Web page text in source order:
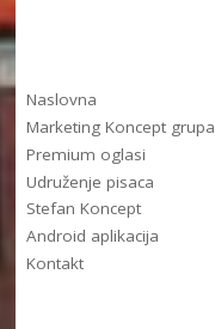
Naslovna
Marketing Koncept grupa
Premium oglasi
Udruženje pisaca
Stefan Koncept
Android aplikacija
Kontakt